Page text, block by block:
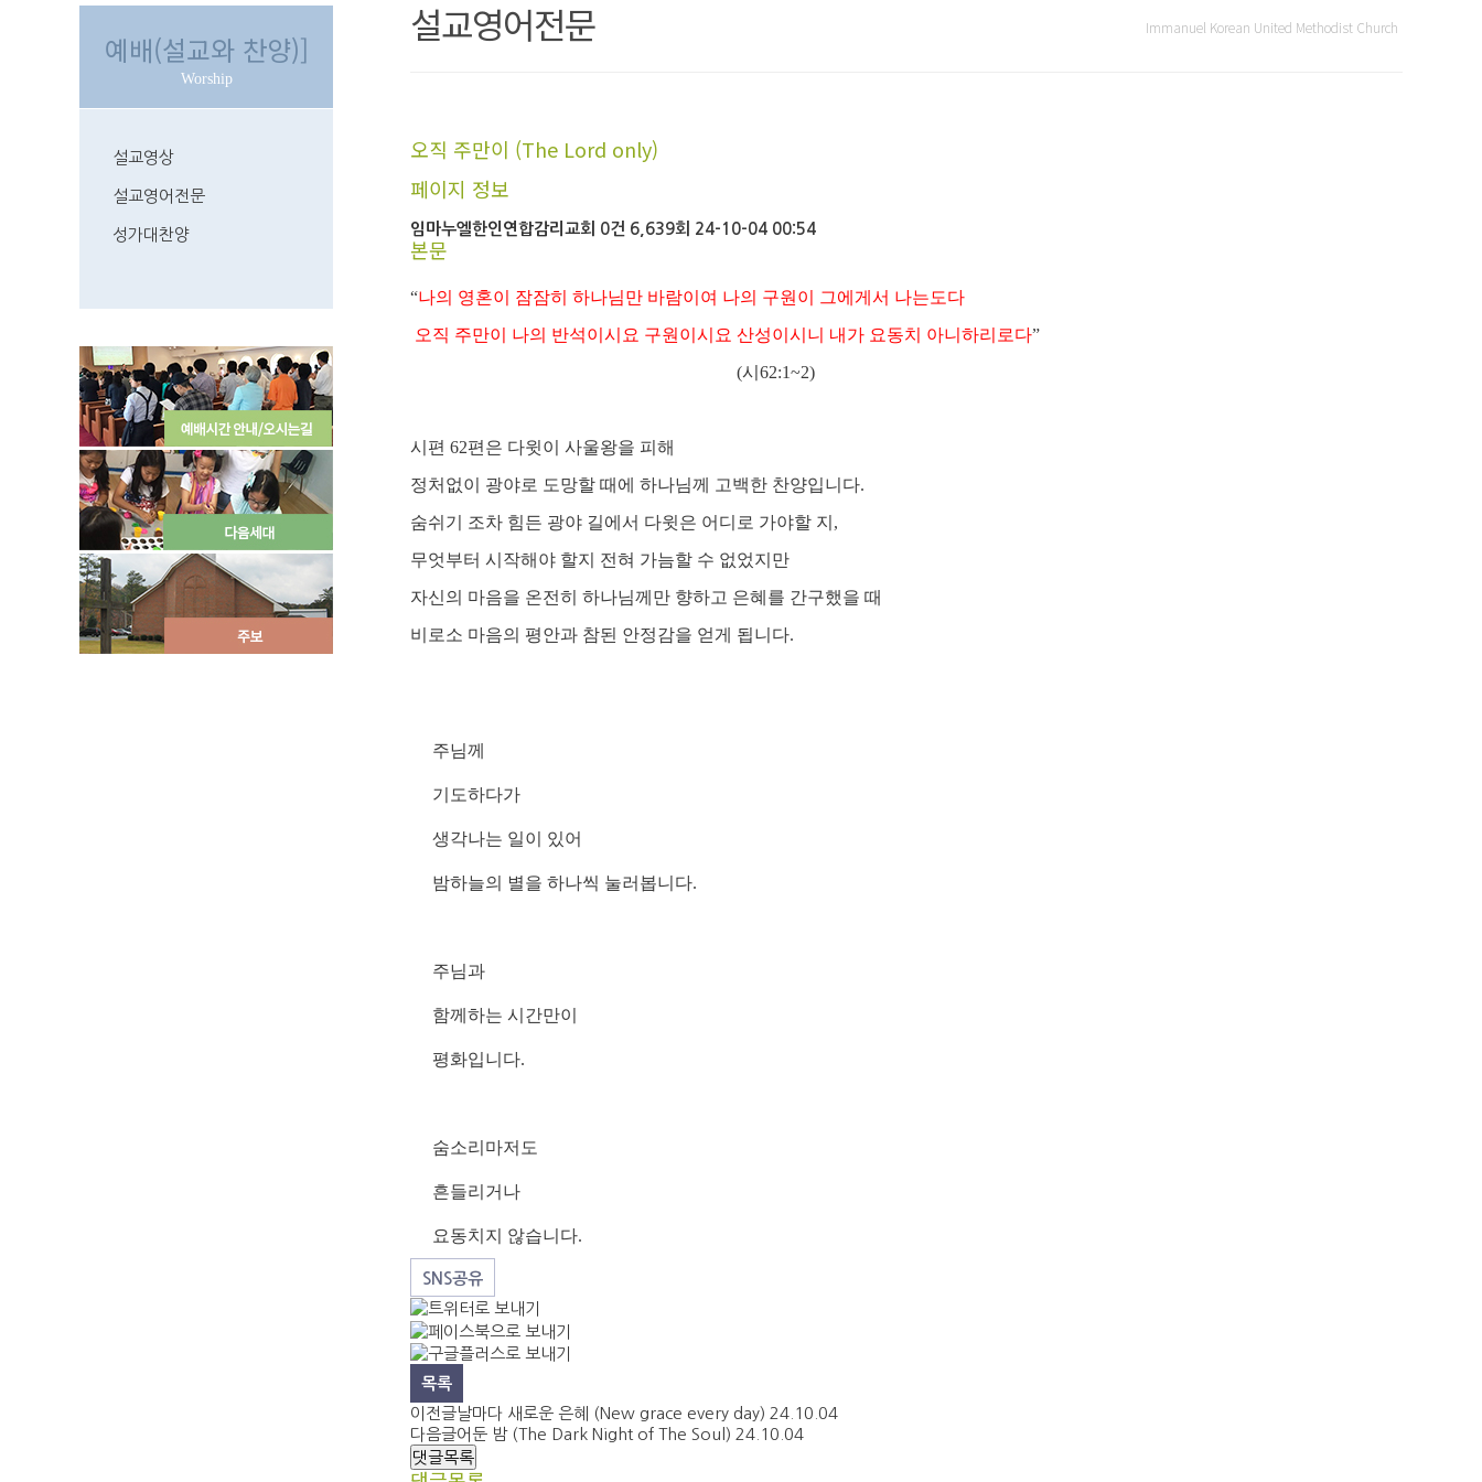
예배(설교와 찬양)]
Worship
설교영상
설교영어전문
성가대찬양
설교영어전문 Immanuel Korean United Methodist Church
오직 주만이 (The Lord only)
페이지 정보
임마누엘한인연합감리교회 0건 6,639회 24-10-04 00:54
본문
“나의 영혼이 잠잠히 하나님만 바람이여 나의 구원이 그에게서 나는도다
오직 주만이 나의 반석이시요 구원이시요 산성이시니 내가 요동치 아니하리로다”
(시62:1~2)
시편 62편은 다윗이 사울왕을 피해
정처없이 광야로 도망할 때에 하나님께 고백한 찬양입니다.
숨쉬기 조차 힘든 광야 길에서 다윗은 어디로 가야할 지,
무엇부터 시작해야 할지 전혀 가늠할 수 없었지만
자신의 마음을 온전히 하나님께만 향하고 은혜를 간구했을 때
비로소 마음의 평안과 참된 안정감을 얻게 됩니다.
주님께
기도하다가
생각나는 일이 있어
밤하늘의 별을 하나씩 눌러봅니다.
주님과
함께하는 시간만이
평화입니다.
숨소리마저도
흔들리거나
요동치지 않습니다.
SNS공유
목록
이전글날마다 새로운 은혜 (New grace every day) 24.10.04
다음글어둔 밤 (The Dark Night of The Soul) 24.10.04
댓글목록